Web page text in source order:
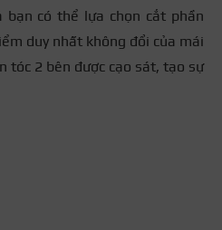
bạn có thể lựa chọn cắt phần
duy nhất không đổi của mái
tóc 2 bên được cạo sát, tạo sự